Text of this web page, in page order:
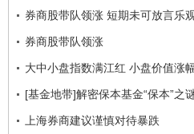
券商股带队领涨 短期未可放言乐
券商股带队领涨
大中小盘指数满江红 小盘价值涨
[基金地带]解密保本基金“保本”之
上海券商建议谨慎对待暴跌